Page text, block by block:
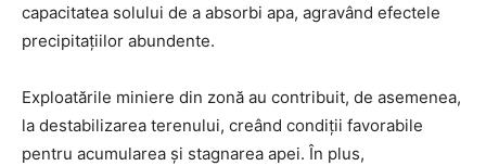
capacitatea solului de a absorbi apa, agravând efectele
precipitațiilor abundente.
Exploatările miniere din zonă au contribuit, de asemenea,
la destabilizarea terenului, creând condiții favorabile
pentru acumularea și stagnarea apei. În plus,